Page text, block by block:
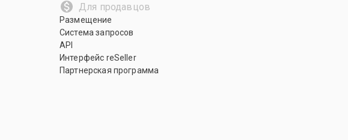
Для продавцов
Размещение
Система запросов
API
Интерфейс reSeller
Партнерская программа